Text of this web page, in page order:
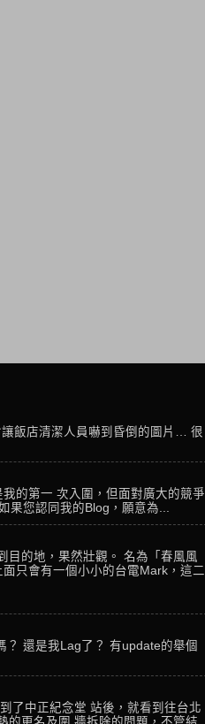
飯店清潔人員嚇到昏倒的圖片… 很
的第一 次入圍，但面對廣大的競爭
果您認同我的Blog，願意為...
目的地，果然壯觀。 名為「春風風
只會有一個小小的台電Mark，這二
還是我Lag了？ 有update的舉個
了中正紀念堂 站後，就看到往台北